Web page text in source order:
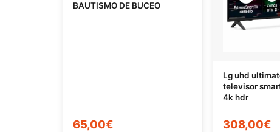
BAUTISMO DE BUCEO
65,00€
Lg uhd
televisor
4k hdr
308,00€